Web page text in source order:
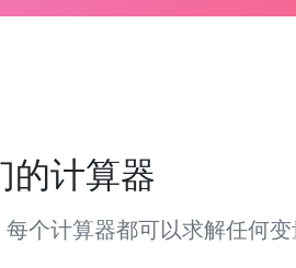
的计算器
个计算器都可以求解任何